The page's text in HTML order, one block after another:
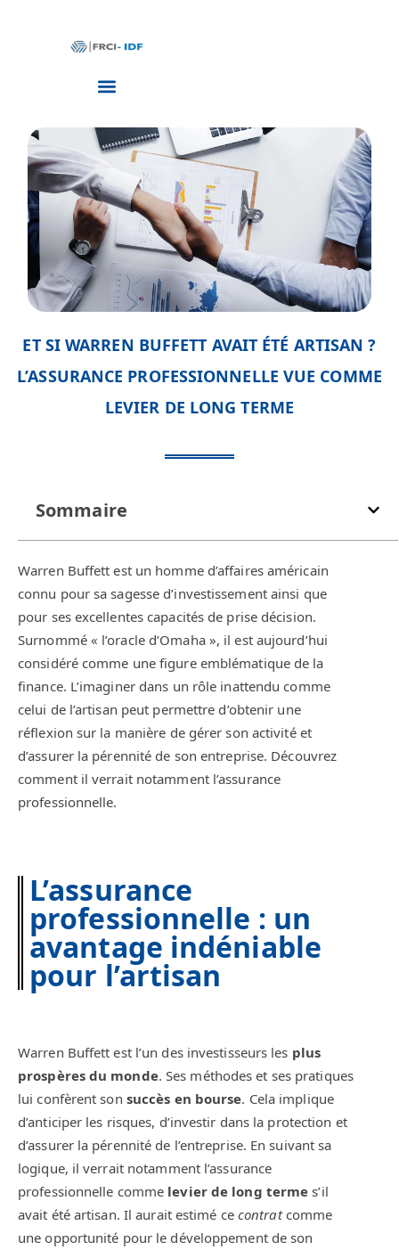
ET SI WARREN BUFFETT AVAIT ÉTÉ ARTISAN ?
L’ASSURANCE PROFESSIONNELLE VUE COMME
LEVIER DE LONG TERME
Sommaire
Warren Buffett est un homme d’affaires américain
connu pour sa sagesse d’investissement ainsi que
pour ses excellentes capacités de prise décision.
Surnommé « l’oracle d’Omaha », il est aujourd’hui
considéré comme une figure emblématique de la
finance. L’imaginer dans un rôle inattendu comme
celui de l’artisan peut permettre d’obtenir une
réflexion sur la manière de gérer son activité et
d’assurer la pérennité de son entreprise. Découvrez
comment il verrait notamment l’assurance
professionnelle.
L’assurance
professionnelle : un
avantage indéniable
pour l’artisan
Warren Buffett est l’un des investisseurs les plus
prospères du monde. Ses méthodes et ses pratiques
lui confèrent son succès en bourse. Cela implique
d’anticiper les risques, d’investir dans la protection et
d’assurer la pérennité de l’entreprise. En suivant sa
logique, il verrait notamment l’assurance
professionnelle comme levier de long terme s’il
avait été artisan. Il aurait estimé ce contratcomme
une opportunité pour le développement de son